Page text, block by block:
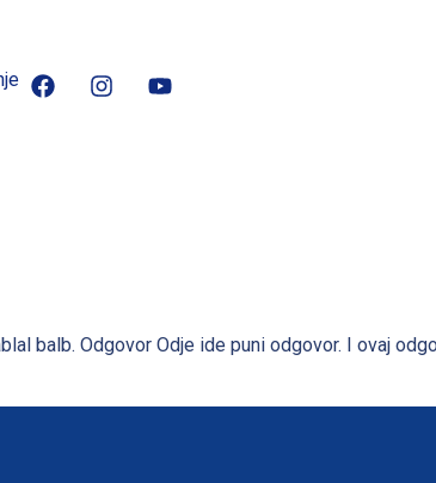
balb. Odgovor Odje ide puni odgovor. I ovaj